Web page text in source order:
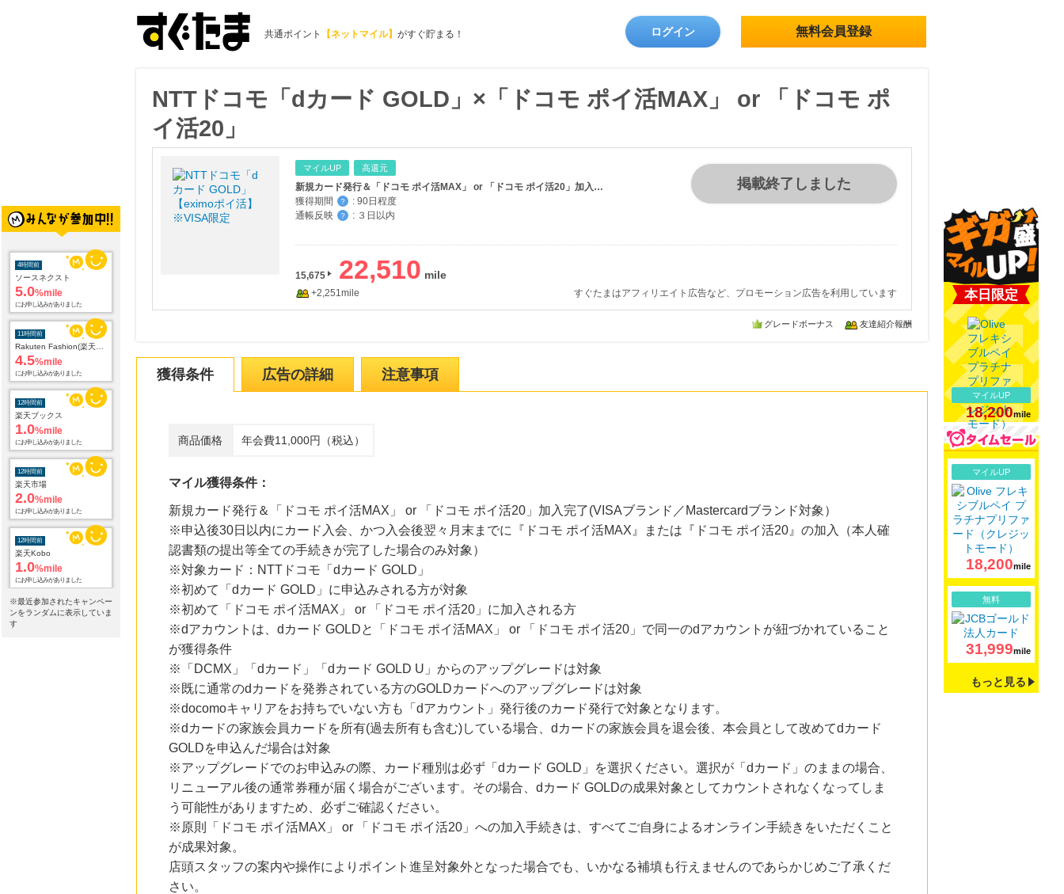
共通ポイント 【ネットマイル】 がすぐ貯まる！ ログイン 無料会員登録
4時間前
5.0%mile
にお申し込みがありました
11時間前
Rakuten Fashion(楽天ファッション)
4.5%mile
にお申し込みがありました
12時間前
楽天ブックス
1.0%mile
にお申し込みがありました
12時間前
楽天市場
2.0%mile
にお申し込みがありました
12時間前
楽天Kobo
1.0%mile
にお申し込みがありました
13時間前
HMV & BOOKS online
3.0%mile
にお申し込みがありました
※最近参加されたキャンペー
ンをランダムに表示していま
す
NTTドコモ「dカード GOLD」×「ドコモ ポイ活MAX」 or 「ドコモ ポ
イ活20」
マイルUP 高還元
新規カード発行＆「ドコモ ポイ活MAX」 or 「ドコモ ポイ活20」加入完了(VISAブランド／Mastercardブランド対象）
獲得期間
？ : 90日程度
通帳反映
？ : ３日以内
掲載終了しました
15,675 22,510
+2,251mile すぐたまはアフィリエイト広告など、プロモーション広告を利用しています
グレードボーナス 友達紹介報酬
獲得条件 広告の詳細 注意事項
商品価格 年会費11,000円（税込）
マイル獲得条件：
新規カード発行＆「ドコモ ポイ活MAX」 or 「ドコモ ポイ活20」加入完了(VISAブランド／Mastercardブランド対象）
※申込後30日以内にカード入会、かつ入会後翌々月末までに『ドコモ ポイ活MAX』または『ドコモ ポイ活20』の加入（本人確
認書類の提出等全ての手続きが完了した場合のみ対象）
※対象カード：NTTドコモ「dカード GOLD」
※初めて「dカード GOLD」に申込みされる方が対象
※初めて「ドコモ ポイ活MAX」 or 「ドコモ ポイ活20」に加入される方
※dアカウントは、dカード GOLDと「ドコモ ポイ活MAX」 or 「ドコモ ポイ活20」で同一のdアカウントが紐づかれていること
が獲得条件
※「DCMX」「dカード」「dカード GOLD U」からのアップグレードは対象
※既に通常のdカードを発券されている方のGOLDカードへのアップグレードは対象
※docomoキャリアをお持ちでいない方も「dアカウント」発行後のカード発行で対象となります。
※dカードの家族会員カードを所有(過去所有も含む)している場合、dカードの家族会員を退会後、本会員として改めてdカード
GOLDを申込んだ場合は対象
※アップグレードでのお申込みの際、カード種別は必ず「dカード GOLD」を選択ください。選択が「dカード」のままの場合、
リニューアル後の通常券種が届く場合がございます。その場合、dカード GOLDの成果対象としてカウントされなくなってしま
う可能性がありますため、必ずご確認ください。
※原則「ドコモ ポイ活MAX」 or 「ドコモ ポイ活20」への加入手続きは、すべてご自身によるオンライン手続きをいただくこと
が成果対象。
店頭スタッフの案内や操作によりポイント進呈対象外となった場合でも、いかなる補填も行えませんのであらかじめご了承くだ
さい。
本日限定
マイルUP
18,200mile
マイルUP
18,200mile
無料
31,999mile
もっと見る